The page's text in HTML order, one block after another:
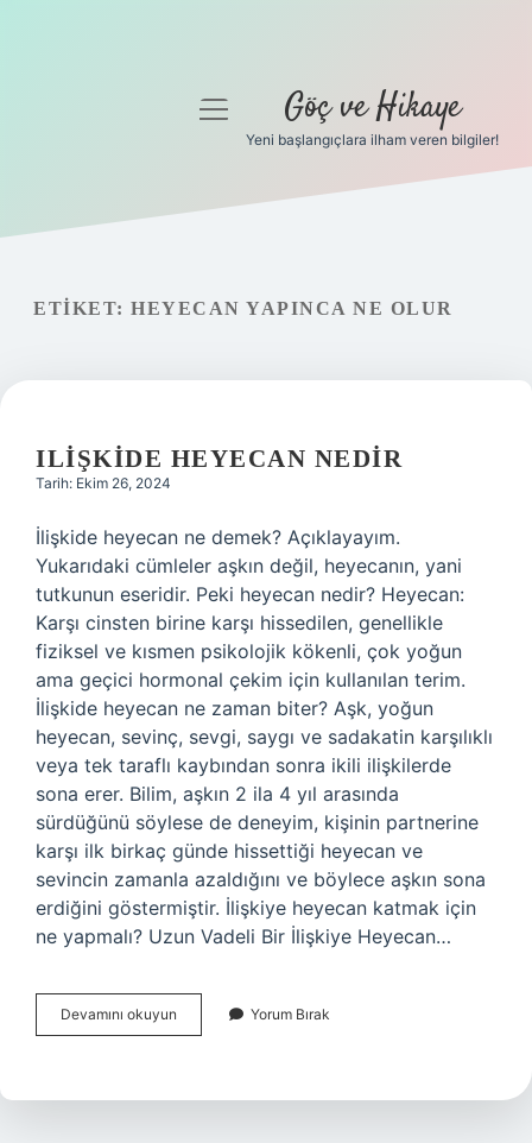
Gizlilik Politikası
menüyü
Göç ve Hikaye
Yeni başlangıçlara ilham veren bilgiler!
ETIKET: HEYECAN YAPINCA NE OLUR
ILIŞKIDE HEYECAN NEDIR
Tarih: Ekim 26, 2024
İlişkide heyecan ne demek? Açıklayayım.
Yukarıdaki cümleler aşkın değil, heyecanın, yani
tutkunun eseridir. Peki heyecan nedir? Heyecan:
Karşı cinsten birine karşı hissedilen, genellikle
fiziksel ve kısmen psikolojik kökenli, çok yoğun
ama geçici hormonal çekim için kullanılan terim.
İlişkide heyecan ne zaman biter? Aşk, yoğun
heyecan, sevinç, sevgi, saygı ve sadakatin karşılıklı
veya tek taraflı kaybından sonra ikili ilişkilerde
sona erer. Bilim, aşkın 2 ila 4 yıl arasında
sürdüğünü söylese de deneyim, kişinin partnerine
karşı ilk birkaç günde hissettiği heyecan ve
sevincin zamanla azaldığını ve böylece aşkın sona
erdiğini göstermiştir. İlişkiye heyecan katmak için
ne yapmalı? Uzun Vadeli Bir İlişkiye Heyecan…
Devamını okuyun
Heyecan
Yorum Bırak